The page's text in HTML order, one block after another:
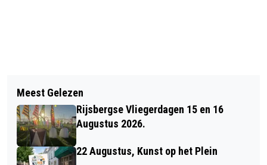
“HUTTENBOUWEN” OP 28 AUGUSTUS
BIJ DE KRAAIJENBERG
5 SEPTEMBER, PARKINSON CAFÉ
WEST-BRABANT
Meest Gelezen
Rijsbergse Vliegerdagen 15 en 16
Augustus 2026.
22 Augustus, Kunst op het Plein